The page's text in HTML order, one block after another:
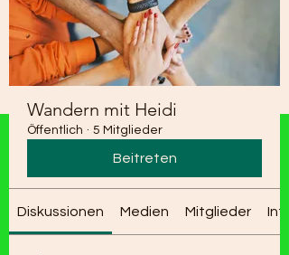
Wandern mit Heidi
Öffentlich · 5 Mitglieder
Beitreten
Diskussionen Medien Mitglieder Info